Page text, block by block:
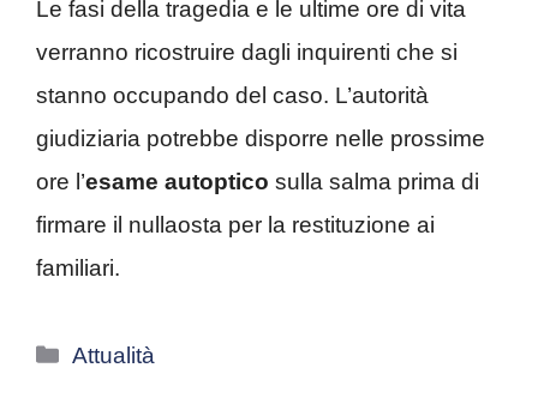
Le fasi della tragedia e le ultime ore di vita
verranno ricostruire dagli inquirenti che si
stanno occupando del caso. L’autorità
giudiziaria potrebbe disporre nelle prossime
ore l’esame autoptico sulla salma prima di
firmare il nullaosta per la restituzione ai
familiari.
Categorie
Attualità